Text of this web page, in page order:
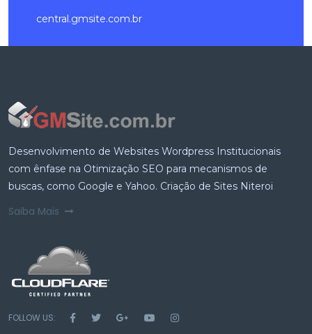
central.gmsite.com.br
Desenvolvimento de Websites Wordpress Institucionais
com ênfase na Otimização SEO para mecanismos de
buscas, como Google e Yahoo. Criação de Sites Niteroi
Saiba Mais
FOLLOW US: